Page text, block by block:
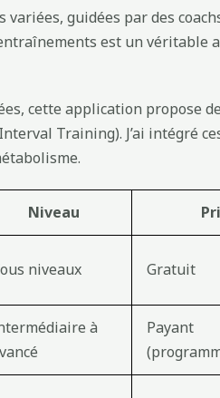
guidées par des
est un véritable
cette application propose
Training). J’ai intégré
Niveau
niveaux Gratuit
à
Payant